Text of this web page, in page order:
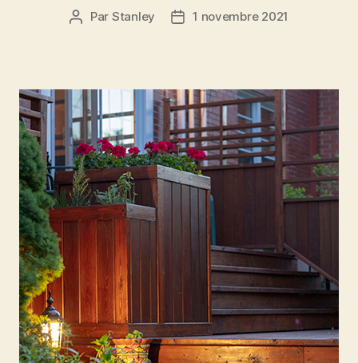
Auteur
Par Stanley
Date1 novembre 2021